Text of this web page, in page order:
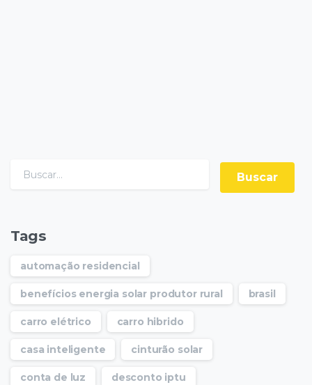
Tags
automação residencial
benefícios energia solar produtor rural brasil
carro elétrico carro hibrido
casa inteligente cinturão solar
conta de luz desconto iptu